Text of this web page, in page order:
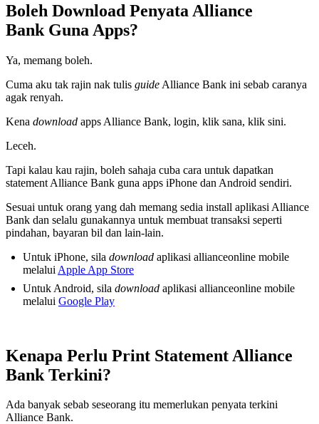
Boleh Download Penyata Alliance
Bank Guna Apps?
Ya, memang boleh.
Cuma aku tak rajin nak tulis guide Alliance Bank ini sebab caranya
agak renyah.
Kena download apps Alliance Bank, login, klik sana, klik sini.
Leceh.
Tapi kalau kau rajin, boleh sahaja cuba cara untuk dapatkan
statement Alliance Bank guna apps iPhone dan Android sendiri.
Sesuai untuk orang yang dah memang sedia install aplikasi Alliance
Bank dan selalu gunakannya untuk membuat transaksi seperti
pindahan, bayaran bil dan lain-lain.
Untuk iPhone, sila download aplikasi allianceonline mobile
melalui Apple App Store
Untuk Android, sila download aplikasi allianceonline mobile
melalui Google Play
Kenapa Perlu Print Statement Alliance
Bank Terkini?
Ada banyak sebab seseorang itu memerlukan penyata terkini
Alliance Bank.